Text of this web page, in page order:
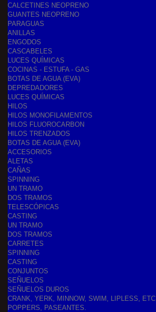
CALCETINES NEOPRENO
GUANTES NEOPRENO
PARAGUAS
ANILLAS
ENGODOS
CASCABELES
LUCES QUÍMICAS
COCINAS - ESTUFA - GAS
BOTAS DE AGUA (EVA)
DEPREDADORES
LUCES QUÍMICAS
HILOS
HILOS MONOFILAMENTOS
HILOS FLUOROCARBON
HILOS TRENZADOS
BOTAS DE AGUA (EVA)
ACCESORIOS
ALETAS
CAÑAS
SPINNING
UN TRAMO
DOS TRAMOS
TELESCÓPICAS
CASTING
UN TRAMO
DOS TRAMOS
CARRETES
SPINNING
CASTING
CONJUNTOS
SEÑUELOS
SEÑUELOS DUROS
CRANK, YERK, MINNOW, SWIM, LIPLESS, ETC
POPPERS, PASEANTES.